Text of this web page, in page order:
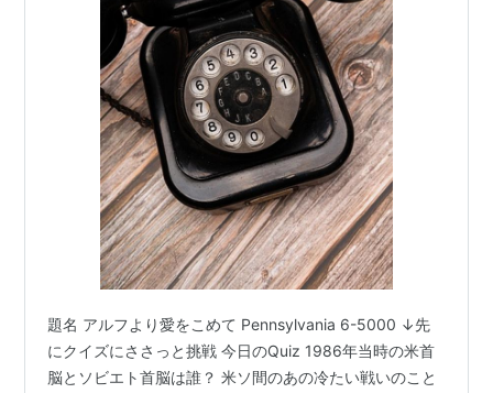
題名 アルフより愛をこめて Pennsylvania 6-5000 ↓先
にクイズにささっと挑戦 今日のQuiz 1986年当時の米首
脳とソビエト首脳は誰？ 米ソ間のあの冷たい戦いのこと